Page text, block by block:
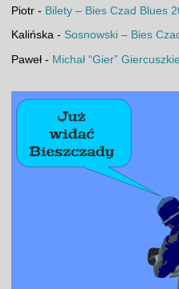
Piotr- Bilety – Bies Czad Blues
Kalińska- Sosnowski – Bies
Paweł- Michał “Gier”